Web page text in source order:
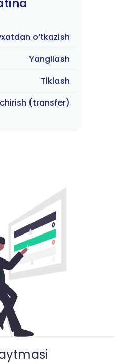
o‘tkazish
Yangilash
Tiklash
(transfer)